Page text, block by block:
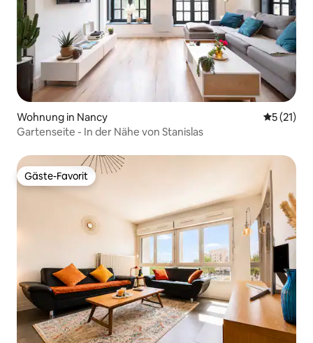
Wohnung in Nancy
5 (21)
Gartenseite - In der Nähe von Stanislas
Gäste-Favorit
Gäste-Favorit